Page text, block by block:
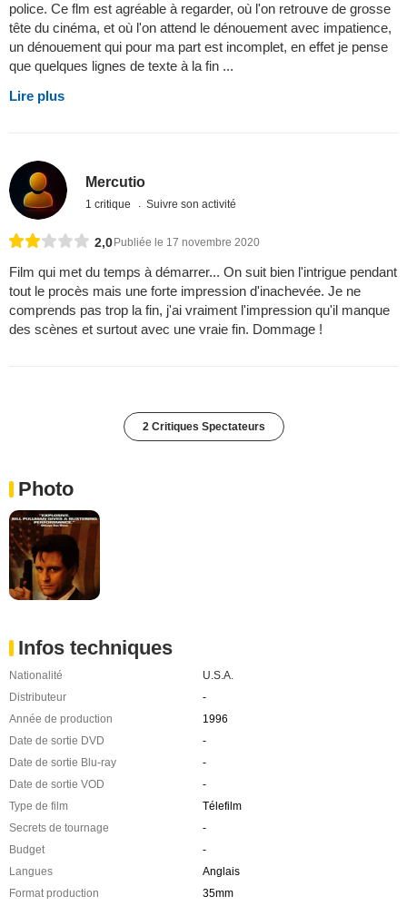
police. Ce flm est agréable à regarder, où l'on retrouve de grosse
tête du cinéma, et où l'on attend le dénouement avec impatience,
un dénouement qui pour ma part est incomplet, en effet je pense
que quelques lignes de texte à la fin ...
Lire plus
Mercutio
1 critique Suivre son activité
2,0Publiée le 17 novembre 2020
Film qui met du temps à démarrer... On suit bien l'intrigue pendant
tout le procès mais une forte impression d'inachevée. Je ne
comprends pas trop la fin, j'ai vraiment l'impression qu'il manque
des scènes et surtout avec une vraie fin. Dommage !
2 Critiques Spectateurs
Photo
Infos techniques
Nationalité
U.S.A.
Distributeur
-
Année de production
1996
Date de sortie DVD
-
Date de sortie Blu-ray
-
Date de sortie VOD
-
Type de film
Télefilm
Secrets de tournage
-
Budget
-
Langues
Anglais
Format production
35mm